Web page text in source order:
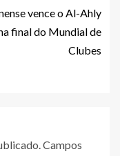
vence o Al-Ahly
final do Mundial de
Clubes
Campos